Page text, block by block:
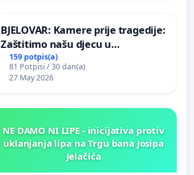
BJELOVAR: Kamere prije tragedije:
Zaštitimo našu djecu u
Vukovarskoj!
159 potpis(a)
81 Potpisi / 30 dan(a)
27 May 2026
NE DAMO NI LIPE - inicijativa protiv
uklanjanja lipa na Trgu bana Josipa
Jelačića